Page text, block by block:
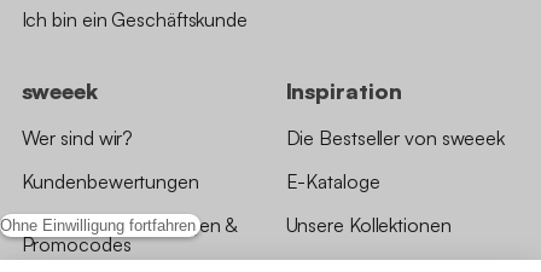
Ohne Einwilligung fortfahren
Ich bin ein Geschäftskunde
sweeek
Wer sind wir?
Kundenbewertungen
*Angebotsbedingungen &
Promocodes
Inspiration
Die Bestseller von sweeek
E-Kataloge
Unsere Kollektionen